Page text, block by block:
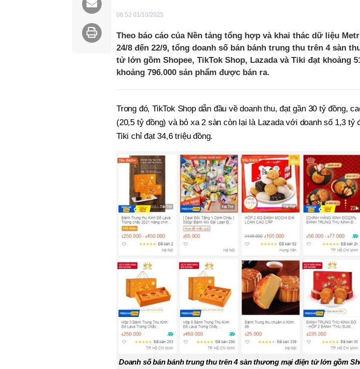
06:52 01/10/2025
Theo báo cáo của Nền tảng tổng hợp và khai thác dữ liệu
24/8 đến 22/9, tổng doanh số bán bánh trung thu trên 4 sàn
tử lớn gồm Shopee, TikTok Shop, Lazada và Tiki đạt khoảng
khoảng 796.000 sản phẩm được bán ra.
Trong đó, TikTok Shop dẫn đầu về doanh thu, đạt gần 30 tỷ đồng,
(20,5 tỷ đồng) và bỏ xa 2 sàn còn lại là Lazada với doanh số 1,3 tỷ
Tiki chỉ đạt 34,6 triệu đồng.
Doanh số bán bánh trung thu trên 4 sàn thương mại điện tử lớn gồm